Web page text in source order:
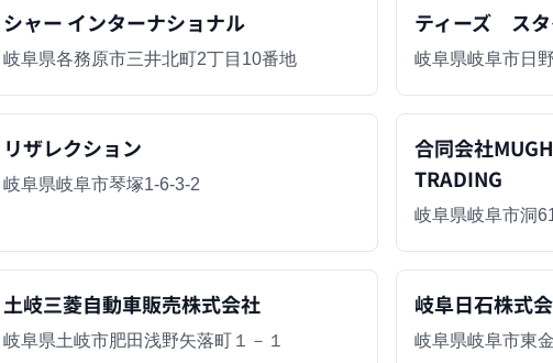
シャー インターナショナル
岐阜県各務原市三井北町2丁目10番地
ティーズ ス
岐阜県岐阜市日
リザレクション
岐阜県岐阜市琴塚1-6-3-2
合同会社
TRADING
岐阜県岐阜市洞
土岐三菱自動車販売株式会社
岐阜県土岐市肥田浅野矢落町１－１
岐阜日石株式
岐阜県岐阜市東